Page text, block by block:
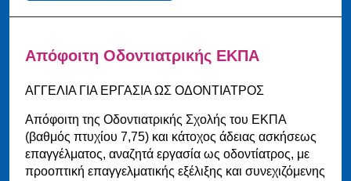
Απόφοιτη Οδοντιατρικής ΕΚΠΑ
ΑΓΓΕΛΙΑ ΓΙΑ ΕΡΓΑΣΙΑ ΩΣ ΟΔΟΝΤΙΑΤΡΟΣ
Απόφοιτη της Οδοντιατρικής Σχολής του ΕΚΠΑ
(βαθμός πτυχίου 7,75) και κάτοχος άδειας ασκήσεως
επαγγέλματος, αναζητά εργασία ως οδοντίατρος, με
προοπτική επαγγελματικής εξέλιξης και συνεχιζόμενης